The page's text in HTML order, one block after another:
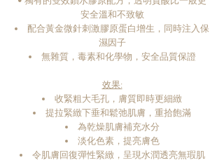
安全溫和不致敏
配合黃金微針刺激膠原蛋白增生，同時注入保
濕因子
無雜質，毒素和化學物，安全品質保證
效果:
收緊粗大毛孔，膚質即時更細緻
提拉緊緻下垂和鬆弛肌膚，重拾飽滿
為乾燥肌膚補充水分
淡化色素，提亮膚色
​令肌膚回復彈性緊緻，呈現水潤透亮無瑕肌